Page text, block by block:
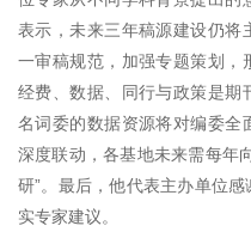
表示，未来三年稿源建设仍将
一审稿规范，加强专题策划，
经费、数据、同行与政策是期
名词委的数据资源将对编委全
深度联动，各基地未来需每年
研”。最后，他代表主办单位
实专家建议。